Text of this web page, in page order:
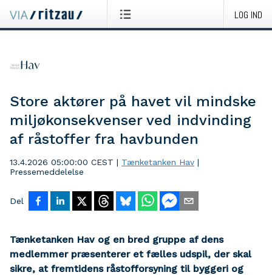
LOG IND
Store aktører på havet vil mindske
miljøkonsekvenser ved indvinding
af råstoffer fra havbunden
13.4.2026 05:00:00 CEST | Tænketanken Hav |
Pressemeddelelse
Del
Tænketanken Hav og en bred gruppe af dens
medlemmer præsenterer et fælles udspil, der skal
sikre, at fremtidens råstofforsyning til byggeri og